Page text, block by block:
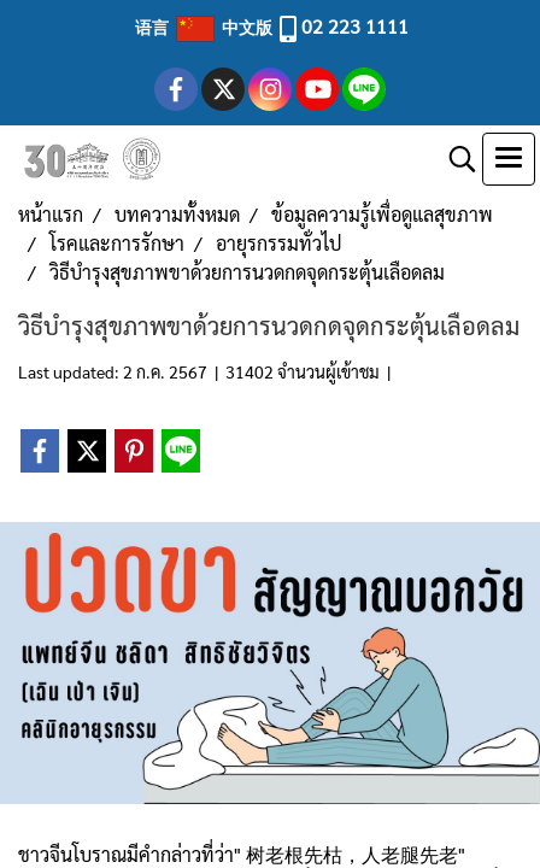
语言 中文版 02 223 1111
หน้าแรก บทความทั้งหมด
ข้อมูลความรู้เพื่อดูแลสุขภาพ
โรคและการรักษา
อายุรกรรมทั่วไป
วิธีบำรุงสุขภาพขาด้วยการนวดกดจุดกระตุ้นเลือดลม
วิธีบำรุงสุขภาพขาด้วยการนวดกดจุดกระตุ้นเลือดลม
Last updated: 2 ก.ค. 2567 | 31402 จำนวนผู้เข้าชม |
ชาวจีนโบราณมีคำกล่าวที่ว่า" 树老根先枯，人老腿先老"